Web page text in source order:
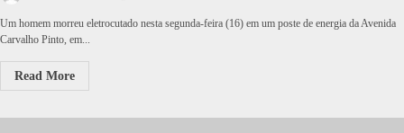
Um homem morreu eletrocutado nesta segunda-feira (16) em um poste de energia da Avenida
Carvalho Pinto, em...
Read More